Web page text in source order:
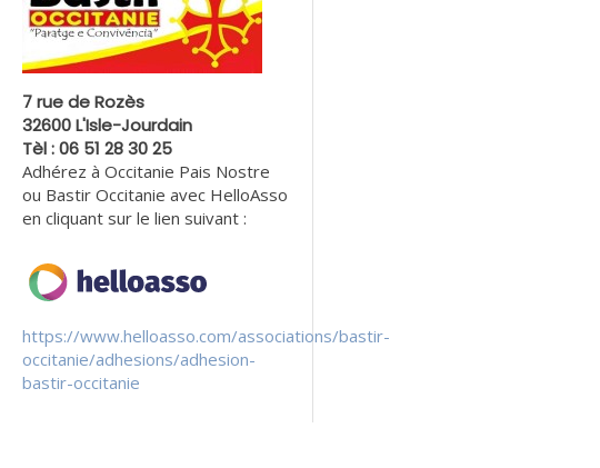
7 rue de Rozès
32600 L'Isle-Jourdain
Tèl : 06 51 28 30 25
Adhérez à Occitanie Pais Nostre
ou Bastir Occitanie avec HelloAsso
en cliquant sur le lien suivant :
https://www.helloasso.com/associations/bastir-
occitanie/adhesions/adhesion-
bastir-occitanie